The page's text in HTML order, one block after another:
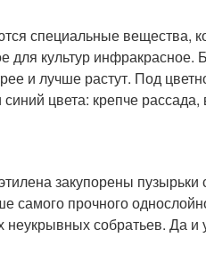
специальные вещества,
для культур инфракрасное.
и лучше растут. Под
цвета: крепче
закупорены пузырьки
самого прочного
собратьев. Да и